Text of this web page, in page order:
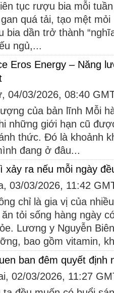
tục rượu bia mỗi
quá tải, tạo mệt
bia dần trở thành
ngủ,...
Eros Energy – Năng
04/03/2026, 08:40
của bản lĩnh Mỗi
những giới hạn cũ
thức. Đó là khoảnh
đang ở đâu...
xảy ra nếu mỗi ngày
03/03/2026, 11:42
chỉ là gia vị của
tỏi sống hàng ngày
Lương y Nguyễn
bao gồm vitamin,
ban đêm quyết định
02/03/2026, 11:27